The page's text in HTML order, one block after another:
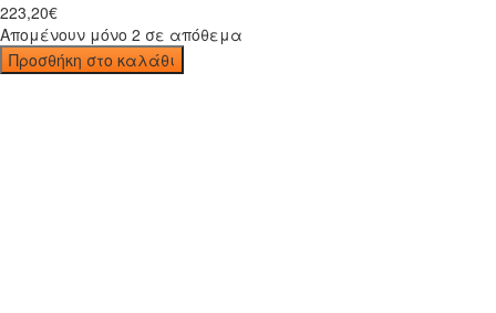
223,20€
Απομένουν μόνο 2 σε απόθεμα
Προσθήκη στο καλάθι